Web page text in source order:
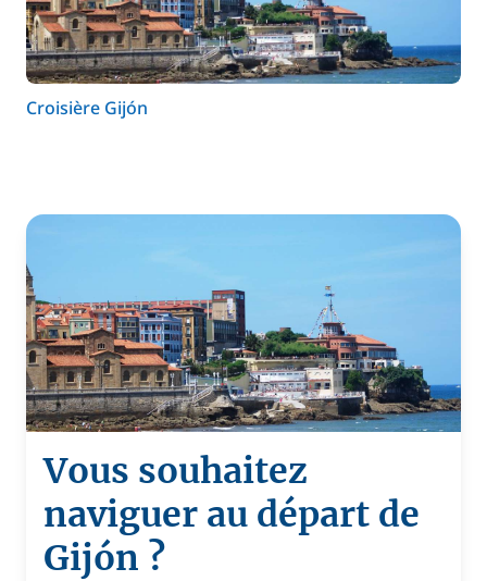
Croisière Gijón
Vous souhaitez
naviguer au départ de
Gijón ?